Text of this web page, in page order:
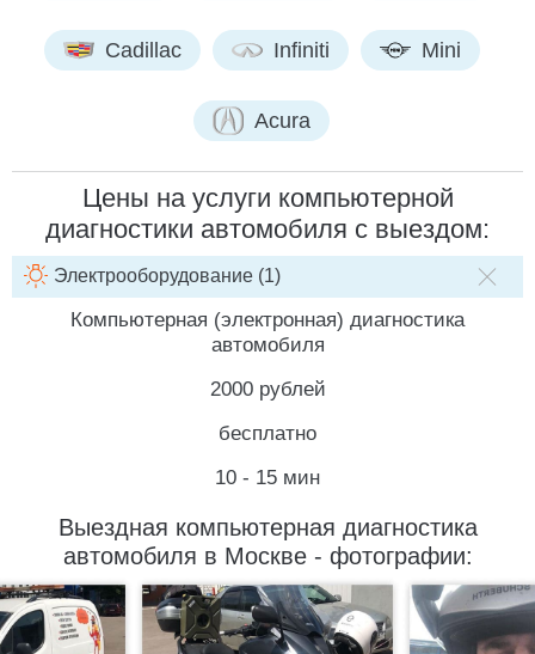
Cadillac Infiniti Mini
Acura
Цены на услуги компьютерной
диагностики автомобиля с выездом:
НАИМЕНОВАНИЕ УСЛУГИСТОИМОСТЬ РАБОТ
Электрооборудование (1)
Компьютерная (электронная) диагностика
автомобиля
2000 рублей
бесплатно
10 - 15 мин
Выездная компьютерная диагностика
автомобиля в Москве - фотографии: